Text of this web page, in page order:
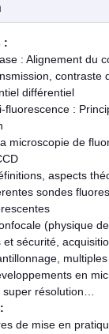
:
: Alignement du
contraste
différentiel
fluorescence :
microscopie de
aspects
sondes
(physique
sécurité,
en
super résolution…
de mise en